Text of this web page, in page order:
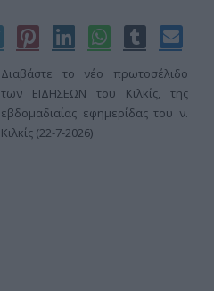
Διαβάστε το νέο πρωτοσέλιδο
των ΕΙΔΗΣΕΩΝ του Κιλκίς, της
εβδομαδιαίας εφημερίδας του ν.
Κιλκίς (22-7-2026)